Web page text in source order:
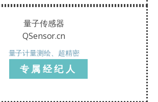
量子传感器
QSensor.cn
量子计量测绘、超精密
专属经纪人